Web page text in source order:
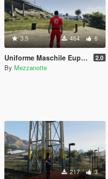
3.5 464 6
Uniforme Maschile Eup Croce Rossa 2.0
By Mezzanotte
217 3